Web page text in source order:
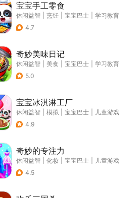
宝宝手工零食
休闲益智 烹饪 宝宝巴士
学习教育
4.7
奇妙美味日记
休闲益智 美食 宝宝巴士
学习教育
5.0
宝宝冰淇淋工厂
休闲益智 模拟 宝宝巴士
儿童游戏
4.9
奇妙的专注力
休闲益智 化妆 宝宝巴士
儿童游戏
4.5